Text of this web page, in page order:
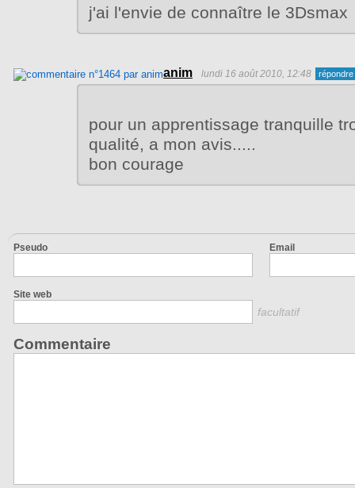
j'ai l'envie de connaître le 3Dsmax
anim lundi 16 août 2010, 12:48
pour un apprentissage tranquille
qualité, a mon avis.....
bon courage
Pseudo Email
Site web
facultatif
Commentaire